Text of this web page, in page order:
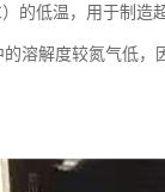
的低温，用于制造
溶解度较氮气低